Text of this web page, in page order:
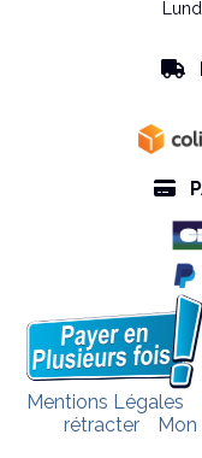


Mentions Légales
rétracter